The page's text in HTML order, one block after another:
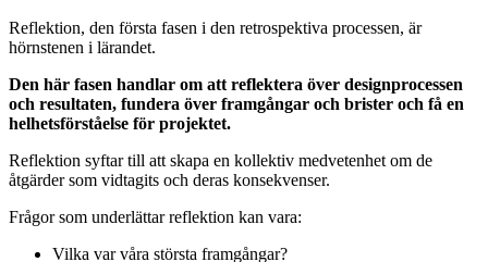
Reflektion, den första fasen i den retrospektiva processen, är
hörnstenen i lärandet.
Den här fasen handlar om att reflektera över designprocessen
och resultaten, fundera över framgångar och brister och få en
helhetsförståelse för projektet.
Reflektion syftar till att skapa en kollektiv medvetenhet om de
åtgärder som vidtagits och deras konsekvenser.
Frågor som underlättar reflektion kan vara:
Vilka var våra största framgångar?